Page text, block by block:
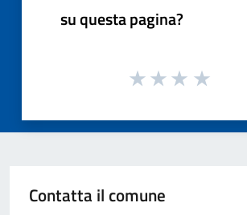
su questa pagina?
Contatta il comune